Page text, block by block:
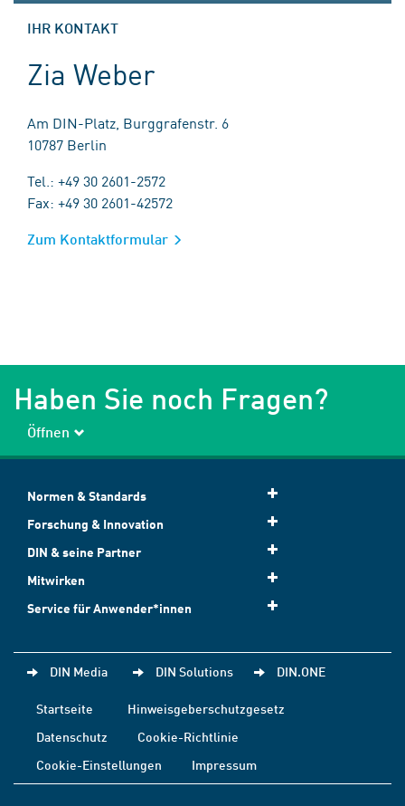
IHR KONTAKT
Zia Weber
Am DIN-Platz, Burggrafenstr. 6
10787 Berlin
Tel.: +49 30 2601-2572
Fax: +49 30 2601-42572
Zum Kontaktformular
Haben Sie noch Fragen?
Öffnen
Normen & Standards
Forschung & Innovation
DIN & seine Partner
Mitwirken
Service für Anwender*innen
DIN Media DIN Solutions DIN.ONE
Startseite
Hinweisgeberschutzgesetz
Datenschutz
Cookie-Richtlinie
Cookie-Einstellungen
Impressum